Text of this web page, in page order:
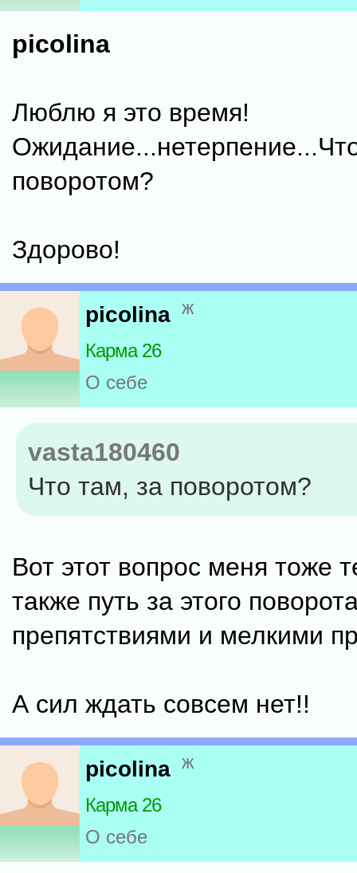
picolina
Люблю я это время!
поворотом?
Здорово!
picolina ж
Карма 26
О себе
vasta180460
Что там, за поворотом?
Вот этот вопрос меня тоже
также путь за этого
препятствиями и мелкими
А сил ждать совсем нет!!
picolina ж
Карма 26
О себе